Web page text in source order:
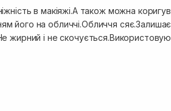
в макіяжі.А також можна
його на обличчі.Обличчя
жирний і не скочується.Використовую
оксамитова.Ці продукти від Unico